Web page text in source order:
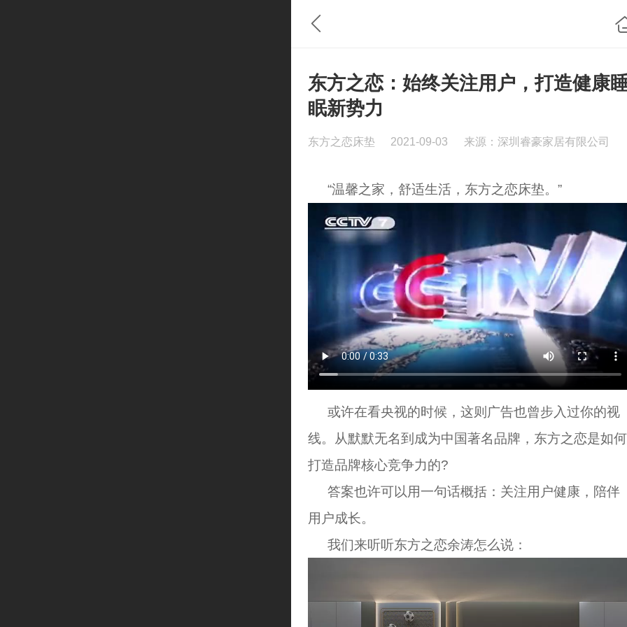
东方之恋：始终关注用户，打造健康
眠新势力
东方之恋床垫 2021-09-03 来源：深圳睿豪家居有限公司
“温馨之家，舒适生活，东方之恋床垫。”
或许在看央视的时候，这则广告也曾步入过你的视
线。从默默无名到成为中国著名品牌，东方之恋是如何
打造品牌核心竞争力的?
答案也许可以用一句话概括：关注用户健康，陪伴
用户成长。
我们来听听东方之恋余涛怎么说：